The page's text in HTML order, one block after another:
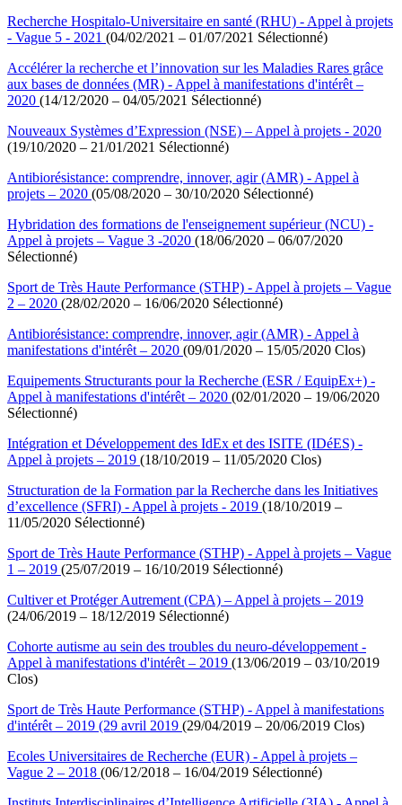
Recherche Hospitalo-Universitaire en santé (RHU) - Appel à projets
- Vague 5 - 2021 (04/02/2021 – 01/07/2021 Sélectionné)
Accélérer la recherche et l’innovation sur les Maladies Rares grâce
aux bases de données (MR) - Appel à manifestations d'intérêt –
2020 (14/12/2020 – 04/05/2021 Sélectionné)
Nouveaux Systèmes d’Expression (NSE) – Appel à projets - 2020
(19/10/2020 – 21/01/2021 Sélectionné)
Antibiorésistance: comprendre, innover, agir (AMR) - Appel à
projets – 2020 (05/08/2020 – 30/10/2020 Sélectionné)
Hybridation des formations de l'enseignement supérieur (NCU) -
Appel à projets – Vague 3 -2020 (18/06/2020 – 06/07/2020
Sélectionné)
Sport de Très Haute Performance (STHP) - Appel à projets – Vague
2 – 2020 (28/02/2020 – 16/06/2020 Sélectionné)
Antibiorésistance: comprendre, innover, agir (AMR) - Appel à
manifestations d'intérêt – 2020 (09/01/2020 – 15/05/2020 Clos)
Equipements Structurants pour la Recherche (ESR / EquipEx+) -
Appel à manifestations d'intérêt – 2020 (02/01/2020 – 19/06/2020
Sélectionné)
Intégration et Développement des IdEx et des ISITE (IDéES) -
Appel à projets – 2019 (18/10/2019 – 11/05/2020 Clos)
Structuration de la Formation par la Recherche dans les Initiatives
d’excellence (SFRI) - Appel à projets - 2019 (18/10/2019 –
11/05/2020 Sélectionné)
Sport de Très Haute Performance (STHP) - Appel à projets – Vague
1 – 2019 (25/07/2019 – 16/10/2019 Sélectionné)
Cultiver et Protéger Autrement (CPA) – Appel à projets – 2019
(24/06/2019 – 18/12/2019 Sélectionné)
Cohorte autisme au sein des troubles du neuro-développement -
Appel à manifestations d'intérêt – 2019 (13/06/2019 – 03/10/2019
Clos)
Sport de Très Haute Performance (STHP) - Appel à manifestations
d'intérêt – 2019 (29 avril 2019 (29/04/2019 – 20/06/2019 Clos)
Ecoles Universitaires de Recherche (EUR) - Appel à projets –
Vague 2 – 2018 (06/12/2018 – 16/04/2019 Sélectionné)